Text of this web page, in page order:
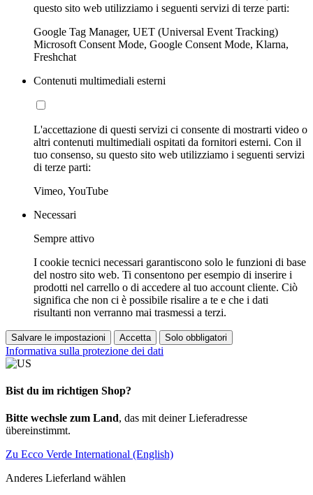
questo sito web utilizziamo i seguenti servizi di terze parti:
Google Tag Manager, UET (Universal Event Tracking)
Microsoft Consent Mode, Google Consent Mode, Klarna,
Freshchat
Contenuti multimediali esterni
L'accettazione di questi servizi ci consente di mostrarti video o
altri contenuti multimediali ospitati da fornitori esterni. Con il
tuo consenso, su questo sito web utilizziamo i seguenti servizi
di terze parti:
Vimeo, YouTube
Necessari
Sempre attivo
I cookie tecnici necessari garantiscono solo le funzioni di base
del nostro sito web. Ti consentono per esempio di inserire i
prodotti nel carrello o di accedere al tuo account cliente. Ciò
significa che non ci è possibile risalire a te e che i dati
risultanti non verranno mai trasmessi a terzi.
Salvare le impostazioni Accetta Solo obbligatori
Informativa sulla protezione dei dati
Bist du im richtigen Shop?
Bitte wechsle zum Land, das mit deiner Lieferadresse
übereinstimmt.
Zu Ecco Verde International (English)
Anderes Lieferland wählen